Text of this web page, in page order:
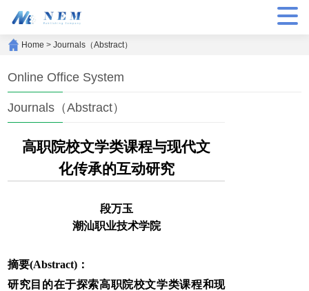
Home >Journals（Abstract）
Online Office System
Journals（Abstract）
高职院校文学类课程与现代文
化传承的互动研究
段万玉
潮汕职业技术学院
摘要(Abstract)：
研究目的在于探索高职院校文学类课程和现